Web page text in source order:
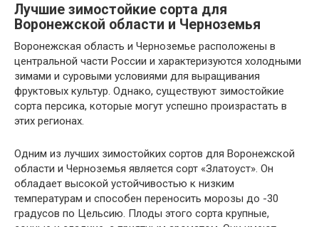
Лучшие зимостойкие сорта для
Воронежской области и Черноземья
Воронежская область и Черноземье расположены в
центральной части России и характеризуются холодными
зимами и суровыми условиями для выращивания
фруктовых культур. Однако, существуют зимостойкие
сорта персика, которые могут успешно произрастать в
этих регионах.
Одним из лучших зимостойких сортов для Воронежской
области и Черноземья является сорт «Златоуст». Он
обладает высокой устойчивостью к низким
температурам и способен переносить морозы до -30
градусов по Цельсию. Плоды этого сорта крупные,